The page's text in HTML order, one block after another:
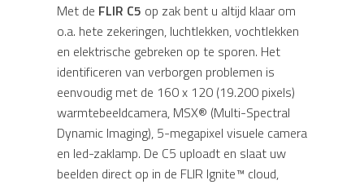
Met de FLIR C5 op zak bent u altijd klaar om
o.a. hete zekeringen, luchtlekken, vochtlekken
en elektrische gebreken op te sporen. Het
identificeren van verborgen problemen is
eenvoudig met de 160 x 120 (19.200 pixels)
warmtebeeldcamera, MSX® (Multi-Spectral
Dynamic Imaging), 5-megapixel visuele camera
en led-zaklamp. De C5 uploadt en slaat uw
beelden direct op in de FLIR Ignite™ cloud,